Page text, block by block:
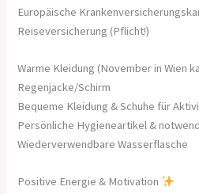
Europäische
Reiseversicherung (Pflicht!)
Warme Kleidung (November in Wien
Regenjacke/Schirm
Bequeme Kleidung & Schuhe für
Persönliche Hygieneartikel &
Wiederverwendbare Wasserflasche
Positive Energie & Motivation